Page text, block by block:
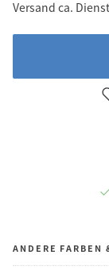
Versand ca.
ANDERE FARBEN